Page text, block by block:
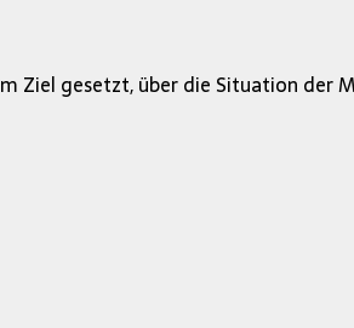
Ziel gesetzt, über die Situation der